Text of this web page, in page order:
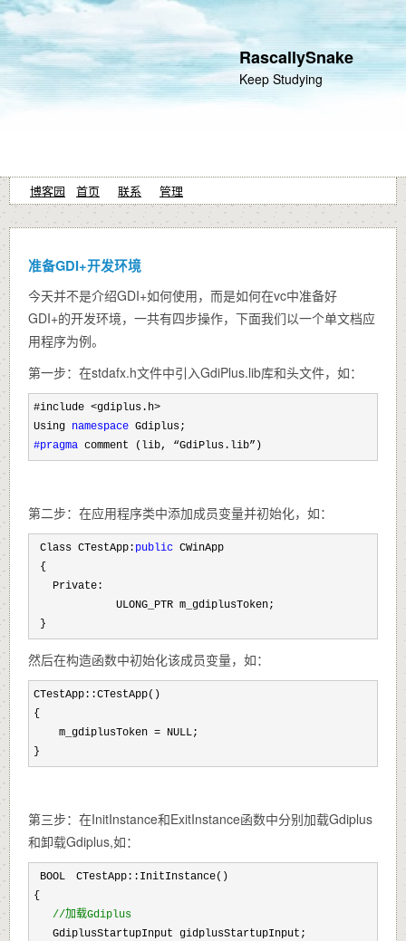
RascallySnake
Keep Studying
博客园 首页 联系 管理
准备GDI+开发环境
今天并不是介绍GDI+如何使用，而是如何在vc中准备好
GDI+的开发环境，一共有四步操作，下面我们以一个单文档应
用程序为例。
第一步：在stdafx.h文件中引入GdiPlus.lib库和头文件，如：
#include <gdiplus.h>
Using namespace
#pragma comment (lib, “GdiPlus.lib”)
第二步：在应用程序类中添加成员变量并初始化，如：
Class CTestApp: public CWinApp
{
   Private:
             ULONG_PTR m_gdiplusToken;
}
然后在构造函数中初始化该成员变量，如：
CTestApp::CTestApp()
{
    m_gdiplusToken
= NULL;
}
第三步：在InitInstance和ExitInstance函数中分别加载Gdiplus
和卸载Gdiplus,如：
BOOL　CTestApp::InitInstance()
{
//加载Gdiplus
   GdiplusStartupInput gidplusStartupInput;